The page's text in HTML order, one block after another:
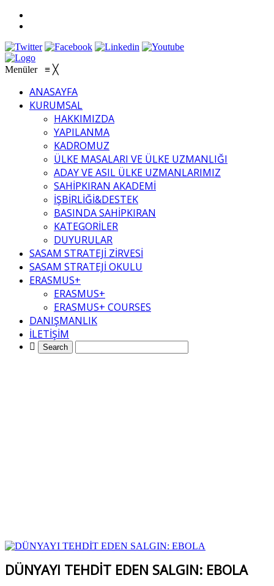
Menüler ≡ ╳
ANASAYFA
KURUMSAL
HAKKIMIZDA
YAPILANMA
KADROMUZ
ÜLKE MASALARI VE ÜLKE UZMANLIĞI
ADAY VE ASIL ÜLKE UZMANLARIMIZ
SAHİPKIRAN AKADEMİ
İŞBİRLİĞİ&DESTEK
BASINDA SAHİPKIRAN
KATEGORİLER
DUYURULAR
SASAM STRATEJİ ZİRVESİ
SASAM STRATEJİ OKULU
ERASMUS+
ERASMUS+
ERASMUS+ COURSES
DANIŞMANLIK
İLETİŞİM
DÜNYAYI TEHDİT EDEN SALGIN: EBOLA